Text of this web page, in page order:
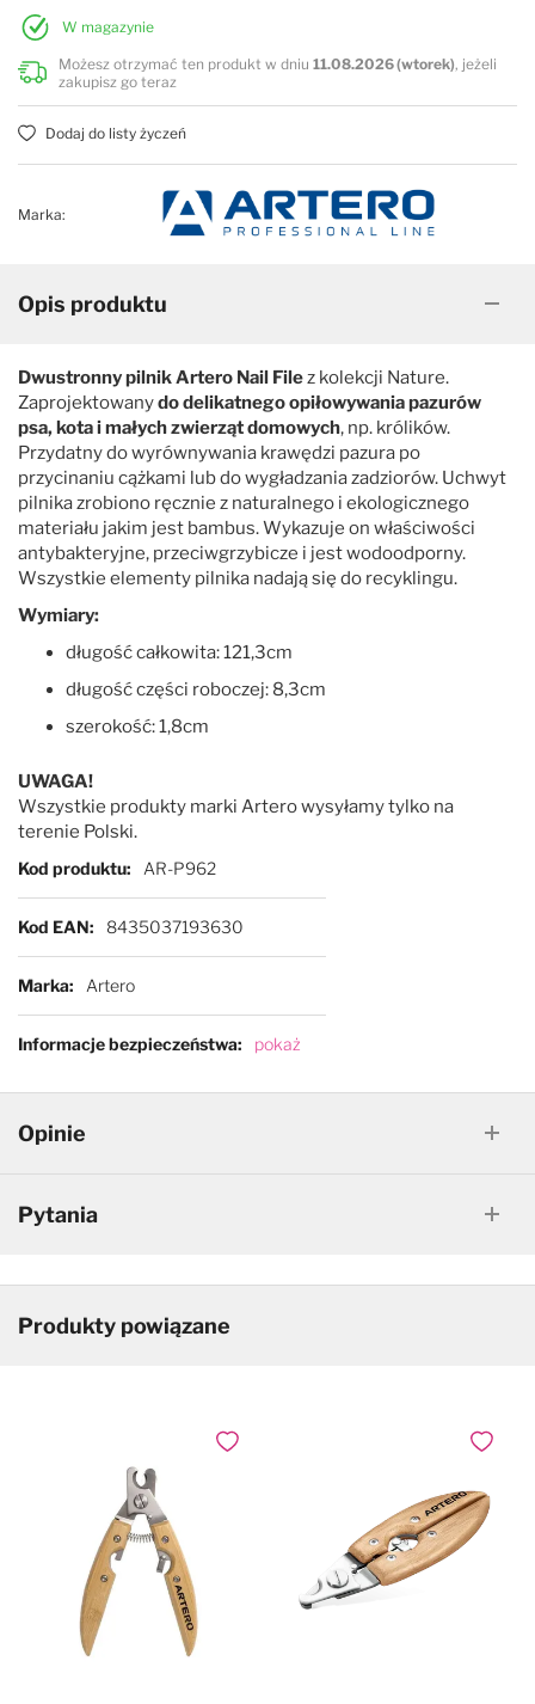
W magazynie
Możesz otrzymać ten produkt w dniu 11.08.2026 (wtorek), jeżeli
zakupisz go teraz
Dodaj do listy życzeń
Marka:
Opis produktu
Dwustronny pilnik Artero Nail Filez kolekcji Nature.
Zaprojektowanydo delikatnego opiłowywania pazurów
psa, kota i małych zwierząt domowych, np. królików.
Przydatny do wyrównywania krawędzi pazura po
przycinaniu cążkami lub do wygładzania zadziorów. Uchwyt
pilnika zrobiono ręcznie z naturalnego i ekologicznego
materiału jakim jest bambus. Wykazuje on właściwości
antybakteryjne, przeciwgrzybicze i jest wodoodporny.
Wszystkie elementy pilnika nadają się do recyklingu.
Wymiary:
długość całkowita: 121,3cm
długość części roboczej: 8,3cm
szerokość: 1,8cm
UWAGA!
Wszystkie produkty marki Artero wysyłamy tylko na
terenie Polski.
Więcej informacji
Kod produktu AR-P962
Kod EAN 8435037193630
Marka Artero
Informacje bezpieczeństwa pokaż
Opinie
Pytania
Produkty powiązane
Dodaj do ulubionych Dodaj